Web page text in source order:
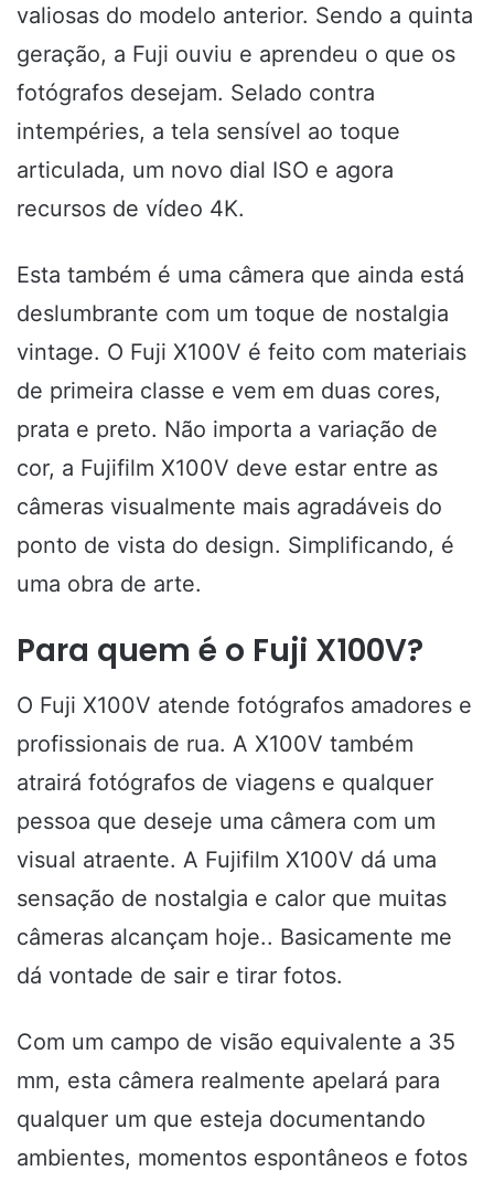
valiosas do modelo anterior. Sendo a quinta
geração, a Fuji ouviu e aprendeu o que os
fotógrafos desejam. Selado contra
intempéries, a tela sensível ao toque
articulada, um novo dial ISO e agora
recursos de vídeo 4K.
Esta também é uma câmera que ainda está
deslumbrante com um toque de nostalgia
vintage. O Fuji X100V é feito com materiais
de primeira classe e vem em duas cores,
prata e preto. Não importa a variação de
cor, a Fujifilm X100V deve estar entre as
câmeras visualmente mais agradáveis ​​do
ponto de vista do design. Simplificando, é
uma obra de arte.
Para quem é o Fuji X100V?
O Fuji X100V atende fotógrafos amadores e
profissionais de rua. A X100V também
atrairá fotógrafos de viagens e qualquer
pessoa que deseje uma câmera com um
visual atraente. A Fujifilm X100V dá uma
sensação de nostalgia e calor que muitas
câmeras alcançam hoje.. Basicamente me
dá vontade de sair e tirar fotos.
Com um campo de visão equivalente a 35
mm, esta câmera realmente apelará para
qualquer um que esteja documentando
ambientes, momentos espontâneos e fotos